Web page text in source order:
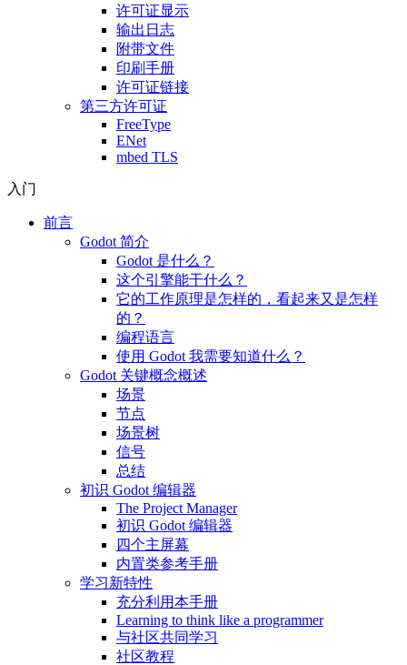
许可证显示
输出日志
附带文件
印刷手册
许可证链接
第三方许可证
FreeType
ENet
mbed TLS
入门
前言
Godot 简介
Godot 是什么？
这个引擎能干什么？
它的工作原理是怎样的，看起来又是怎样
的？
编程语言
使用 Godot 我需要知道什么？
Godot 关键概念概述
场景
节点
场景树
信号
总结
初识 Godot 编辑器
The Project Manager
初识 Godot 编辑器
四个主屏幕
内置类参考手册
学习新特性
充分利用本手册
Learning to think like a programmer
与社区共同学习
社区教程